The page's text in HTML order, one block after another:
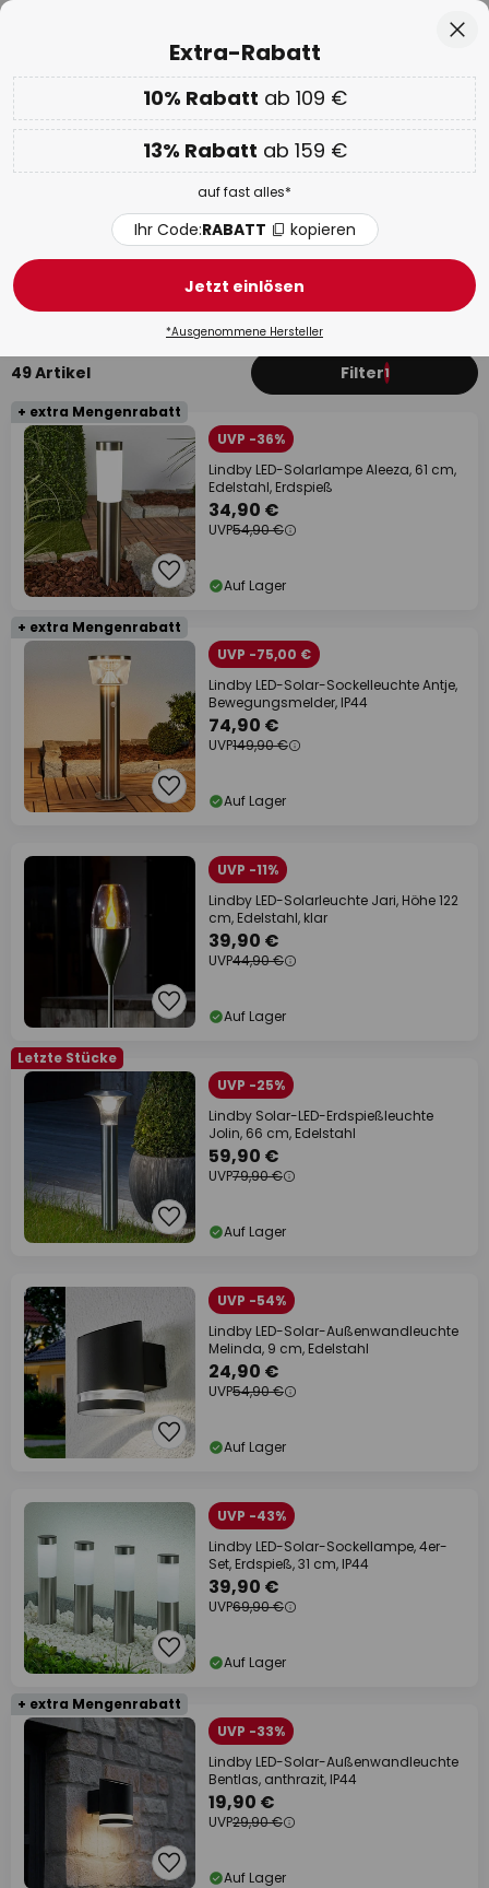
Nur
02D 20H 07M 08S
EXTRA 10% ab 109 € & 13% ab 159 €auf fast alles
Code:RABATT kopieren
WOW Week:Bis zu -70%
Solarleuchten Edelstahl
Mit Bewegungsmelder Wandleuchten
49 Artikel Filter1
+ extra Mengenrabatt
UVP -36%
Lindby LED-Solarlampe Aleeza, 61 cm,
Edelstahl, Erdspieß
34,90 €
UVP54,90 €
Auf Lager
+ extra Mengenrabatt
UVP -75,00 €
Lindby LED-Solar-Sockelleuchte Antje,
Bewegungsmelder, IP44
74,90 €
UVP149,90 €
Auf Lager
UVP -11%
Lindby LED-Solarleuchte Jari, Höhe 122
cm, Edelstahl, klar
39,90 €
UVP44,90 €
Auf Lager
Letzte Stücke
UVP -25%
Lindby Solar-LED-Erdspießleuchte
Jolin, 66 cm, Edelstahl
59,90 €
UVP79,90 €
Auf Lager
UVP -54%
Lindby LED-Solar-Außenwandleuchte
Melinda, 9 cm, Edelstahl
24,90 €
UVP54,90 €
Auf Lager
UVP -43%
Lindby LED-Solar-Sockellampe, 4er-
Set, Erdspieß, 31 cm, IP44
39,90 €
UVP69,90 €
Auf Lager
+ extra Mengenrabatt
UVP -33%
Lindby LED-Solar-Außenwandleuchte
Bentlas, anthrazit, IP44
19,90 €
UVP29,90 €
Auf Lager
Extra-Rabatt
10% Rabatt ab 109 €
13% Rabatt ab 159 €
auf fast alles*
Ihr Code:RABATT kopieren
Jetzt einlösen
*Ausgenommene Hersteller